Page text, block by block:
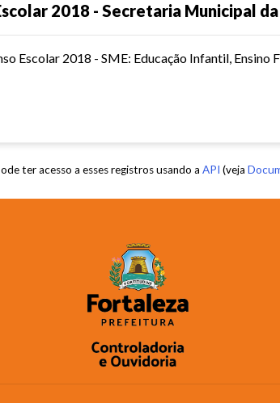
2018 - Secretaria Municipal
Escolar 2018 - SME: Educação Infantil, Ensino
ter acesso a esses registros usando a API (veja